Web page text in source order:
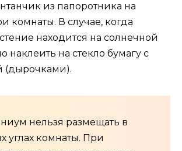
из папоротника на
комнаты. В случае, когда
находится на солнечной
наклеить на стекло бумагу с
(дырочками).
нельзя размещать в
углах комнаты. При